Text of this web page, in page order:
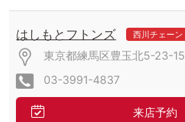
はしもとフトンズ 西川チェーン
東京都練馬区豊玉北5-23-15
03-3991-4837
来店予約